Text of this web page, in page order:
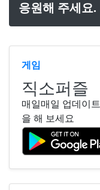
응원해 주세요.
게임
직소퍼즐
매일매일 업데이
을 해 보세요